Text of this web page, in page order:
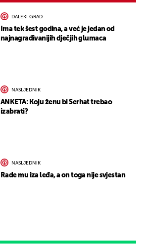
DALEKI GRAD
Ima tek šest godina, a već je jedan od
najnagrađivanijih dječjih glumaca
NASLJEDNIK
ANKETA: Koju ženu bi Serhat trebao
izabrati?
NASLJEDNIK
Rade mu iza leđa, a on toga nije svjestan